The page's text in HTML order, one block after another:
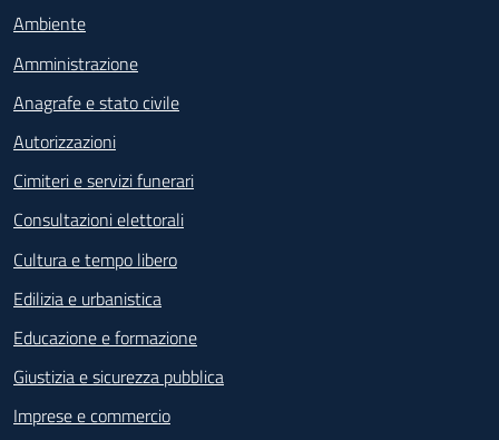
Ambiente
Amministrazione
Anagrafe e stato civile
Autorizzazioni
Cimiteri e servizi funerari
Consultazioni elettorali
Cultura e tempo libero
Edilizia e urbanistica
Educazione e formazione
Giustizia e sicurezza pubblica
Imprese e commercio